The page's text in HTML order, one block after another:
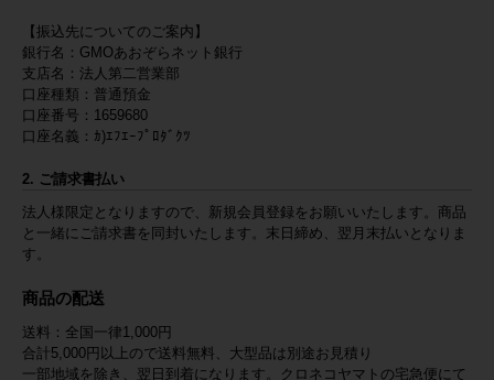
【振込先についてのご案内】
銀行名：GMOあおぞらネット銀行
支店名：法人第二営業部
口座種類：普通預金
口座番号：1659680
口座名義：ｶ)ｴﾌｴｰﾌﾟﾛﾀﾞｸﾂ
2. ご請求書払い
法人様限定となりますので、新規会員登録をお願いいたします。商品
と一緒にご請求書を同封いたします。末日締め、翌月末払いとなりま
す。
商品の配送
送料：全国一律1,000円
合計5,000円以上ので送料無料、大型品は別途お見積り
一部地域を除き、翌日到着になります。クロネコヤマトの宅急便にて